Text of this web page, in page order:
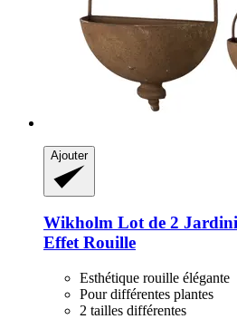
Ajouter
Wikholm Lot de 2
Effet Rouille
Esthétique rouille élégante
Pour différentes plantes
2 tailles différentes